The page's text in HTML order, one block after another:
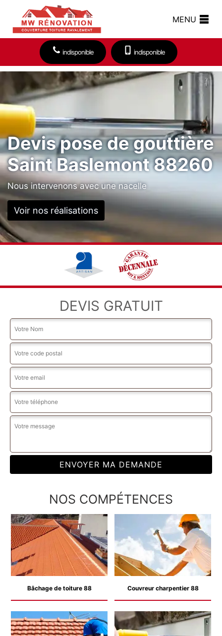
MENU
indisponible indisponible
Devis pose de gouttière
Saint Baslemont 88260
Nous intervenons avec une nacelle
Voir nos réalisations
DEVIS GRATUIT
NOS COMPÉTENCES
Bâchage de toiture 88 Couvreur charpentier 88